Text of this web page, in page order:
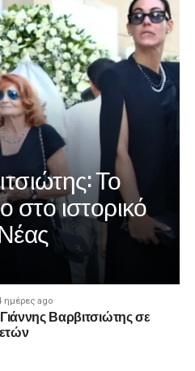
Το
στο ιστορικό
ημέρες ago
Βαρβιτσιώτης σε